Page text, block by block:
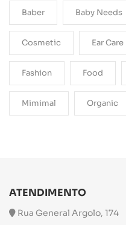
Baber Baby Needs
Cosmetic Ear Care
Fashion Food
Mimimal Organic
ATENDIMENTO
Rua General Argolo, 174